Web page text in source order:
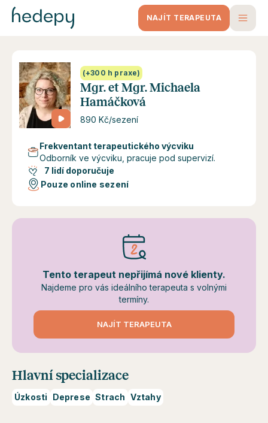
NAJÍT TERAPEUTA
(+300 h praxe)
Mgr. et Mgr. Michaela
Hamáčková
890 Kč/sezení
Frekventant terapeutického výcviku
Odborník ve výcviku, pracuje pod supervizí.
7 lidí doporučuje
Pouze online sezení
Tento terapeut nepřijímá nové klienty.
Najdeme pro vás ideálního terapeuta s volnými
termíny.
NAJÍT TERAPEUTA
Hlavní specializace
Úzkosti Deprese Strach Vztahy